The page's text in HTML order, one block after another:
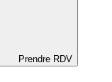
Prendre RDV